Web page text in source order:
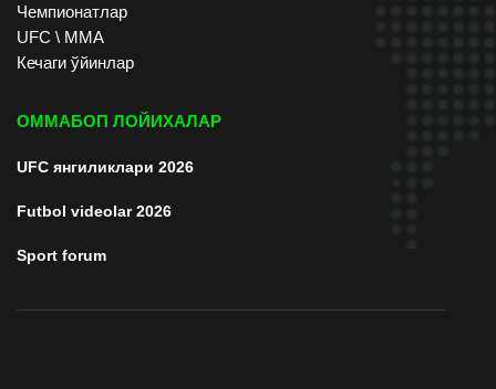
Чемпионатлар
UFC \ ММА
Кечаги ўйинлар
ОММАБОП ЛОЙИХАЛАР
UFC янгиликлари 2026
Futbol videolar 2026
Sport forum